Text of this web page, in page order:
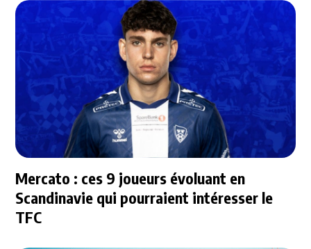
Mercato : ces 9 joueurs évoluant en
Scandinavie qui pourraient intéresser le
TFC